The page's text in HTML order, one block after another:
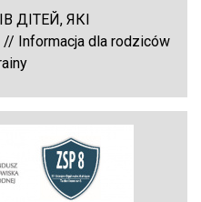
ДІТЕЙ, ЯКІ
dla rodziców